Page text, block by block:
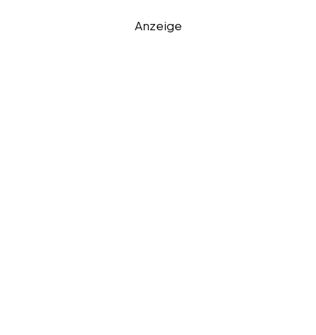
Anzeige